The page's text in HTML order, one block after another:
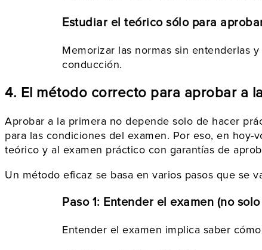
Estudiar el teórico sólo para
Memorizar las normas sin entenderlas
conducción.
4. El método correcto para aprobar a
Aprobar a la primera no depende solo de hacer
para las condiciones del examen. Por eso, en hoy-
teórico y al examen práctico con garantías de
Un método eficaz se basa en varios pasos que se
Paso 1: Entender el examen (no
Entender el examen implica saber